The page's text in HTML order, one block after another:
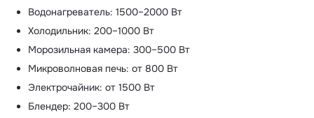
Водонагреватель: 1500–2000 Вт
Холодильник: 200–1000 Вт
Морозильная камера: 300–500 Вт
Микроволновая печь: от 800 Вт
Электрочайник: от 1500 Вт
Блендер: 200–300 Вт